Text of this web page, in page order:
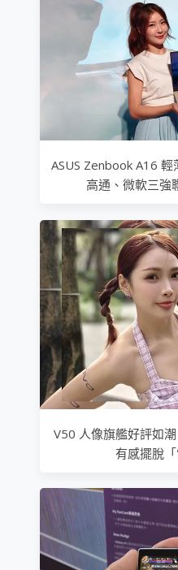
ASUS Zenbook A16 輕
高通、微軟三強
V50 人像旗艦好評如
有感擺脫「